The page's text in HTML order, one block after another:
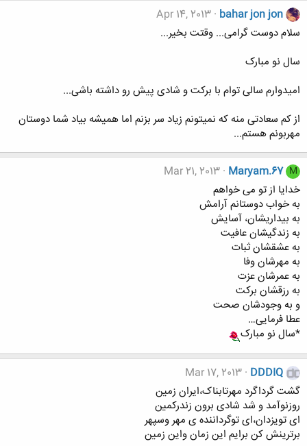
bahar jon jon
Apr 14, 2013
سلام دوست گرامی... وقتت بخیر...
سال نو مبارک
امیدوارم سالی توام با برکت و شادی پیش رو داشته باشی...
از کم سعادتی منه که نمیتونم زیاد سر بزنم اما همیشه بیاد شما دوستان
مهربونم هستم...
M
Maryam.67
Mar 21, 2013
خدایا از تو می خواهم
به خواب دوستانم آرامش
به بیداریشان، آسایش
به زندگیشان عافیت
به عشقشان ثبات
به مهرشان وفا
به عمرشان عزت
به رزقشان برکت
و به وجودشان صحت
عطا فرمایی…
*سال نو مبارک
DDDIQ
Mar 17, 2013
گشت گرداگرد مهرتابناک،ایران زمین
روزنوآمد و شد شادی برون زندرکمین
ای تویزدان،ای توگرداننده ی مهر وسپهر
برترینش کن برایم این زمان واین زمین